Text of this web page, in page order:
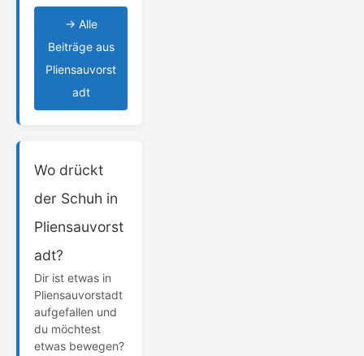
→ Alle
Beiträge aus
Pliensauvorst
adt
Wo drückt
der Schuh in
Pliensauvorst
adt?
Dir ist etwas in
Pliensauvorstadt
aufgefallen und
du möchtest
etwas bewegen?